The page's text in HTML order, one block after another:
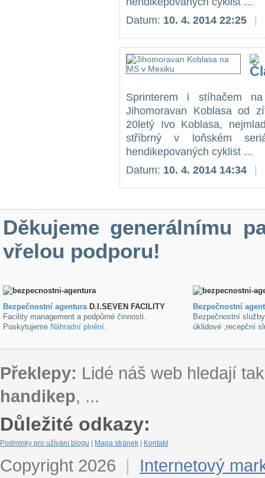
Datum: 10. 4. 2014 22:25
Sprinterem i stíhačem
Jihomoravan Koblasa od
20letý Ivo Koblasa,
stříbrný v loňském
hendikepovaných cyklist ...
Datum: 10. 4. 2014 14:34
Děkujeme generálnímu
vřelou podporu!
Bezpečnostní agenturaD.I.SEVEN FACILITY
Facility management a podpůrné činnosti.
Poskytujeme Náhradní plnění.
Bezpečnostní
Bezpečnostní
úklidové ,recepční
Překlepy: Lidé náš web hledají
handikep, ...
Důležité odkazy:
Podmínky pro užívání blogu Mapa stránek Kontakt
Copyright 2026 | Internetový